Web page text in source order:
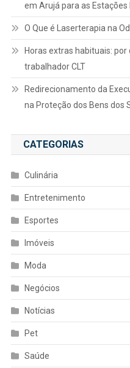
em Arujá para as Estações
O Que é Laserterapia na
Horas extras habituais: por
trabalhador CLT
Redirecionamento da
na Proteção dos Bens dos
CATEGORIAS
Culinária
Entretenimento
Esportes
Imóveis
Moda
Negócios
Notícias
Pet
Saúde